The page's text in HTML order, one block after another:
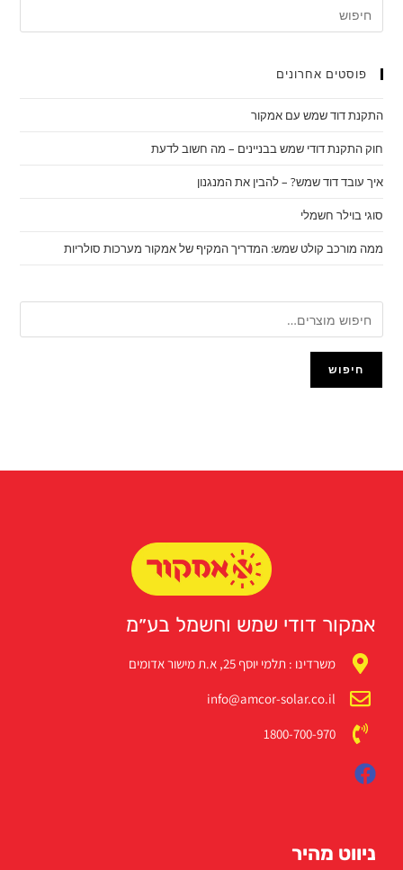
פוסטים אחרונים
התקנת דוד שמש עם אמקור
חוק התקנת דודי שמש בבניינים – מה חשוב לדעת
איך עובד דוד שמש? – להבין את המנגנון
סוגי בוילר חשמלי
ממה מורכב קולט שמש: המדריך המקיף של אמקור מערכות סולריות
חיפוש
אמקור דודי שמש וחשמל בע״מ
משרדינו : תלמי יוסף 25, א.ת מישור אדומים
info@amcor-solar.co.il
1800-700-970
ניווט מהיר